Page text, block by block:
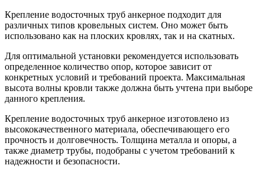
Крепление водосточных труб анкерное подходит для
различных типов кровельных систем. Оно может быть
использовано как на плоских кровлях, так и на скатных.
Для оптимальной установки рекомендуется использовать
определенное количество опор, которое зависит от
конкретных условий и требований проекта. Максимальная
высота волны кровли также должна быть учтена при выборе
данного крепления.
Крепление водосточных труб анкерное изготовлено из
высококачественного материала, обеспечивающего его
прочность и долговечность. Толщина металла и опоры, а
также диаметр трубы, подобраны с учетом требований к
надежности и безопасности.